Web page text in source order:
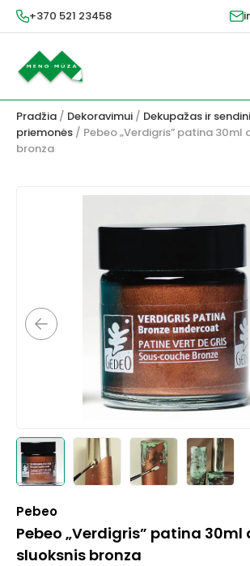
+370 521 23458
Pradžia / Dekoravimui / Dekupažas ir
priemonės / Pebeo „Verdigris” patina 30ml
bronza
Pebeo
Pebeo „Verdigris” patina
sluoksnis bronza